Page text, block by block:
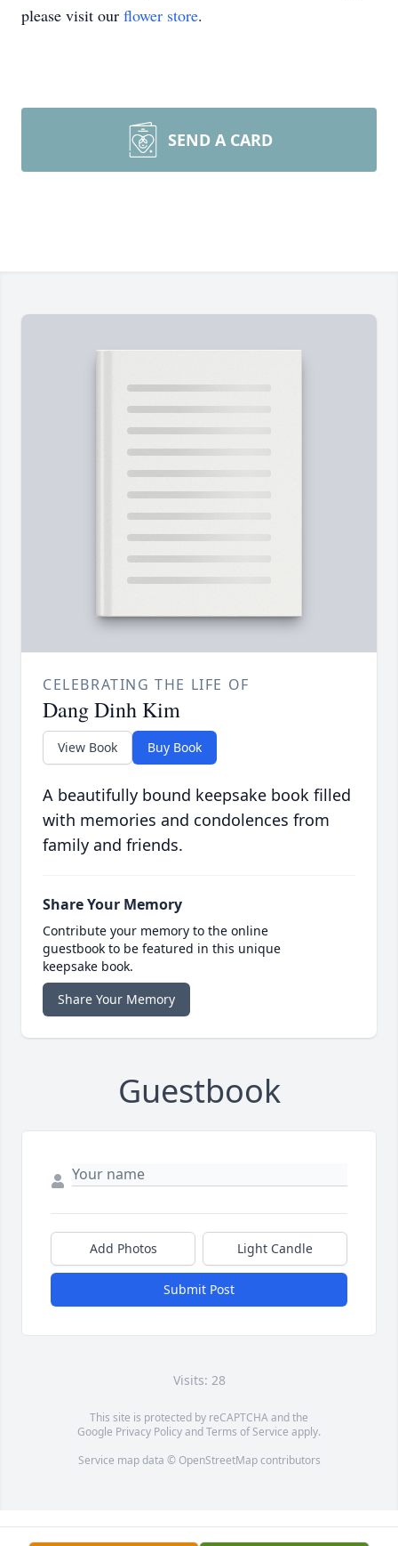
please visit our flower store.
SEND A CARD
CELEBRATING THE LIFE OF
Dang Dinh Kim
View Book Buy Book
A beautifully bound keepsake book filled
with memories and condolences from
family and friends.
Share Your Memory
Contribute your memory to the online
guestbook to be featured in this unique
keepsake book.
Share Your Memory
Guestbook
Add Photos Light Candle
Submit Post
Visits: 28
This site is protected by reCAPTCHA and the
Google Privacy PolicyandTerms of Service apply.
Service map data © OpenStreetMapcontributors